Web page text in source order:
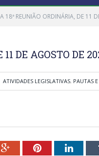
18ª REUNIÃO ORDINÁRIA, DE 11
DE AGOSTO DE
ATIVIDADES LEGISLATIVAS, PAUTAS
Google+Pinterest